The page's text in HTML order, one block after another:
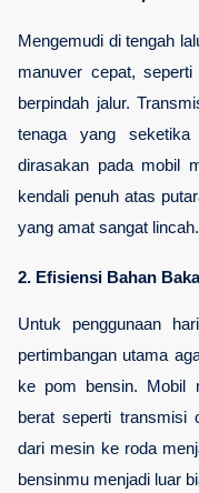
Mengemudi di tengah
manuver cepat,
berpindah jalur.
tenaga yang
dirasakan pada mobil
kendali penuh atas
yang amat sangat lincah.
2. Efisiensi Bahan
Untuk penggunaan
pertimbangan utama
ke pom bensin. Mobil
berat seperti transmisi
dari mesin ke roda
bensinmu menjadi luar